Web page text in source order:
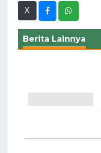
X
Berita Lainnya